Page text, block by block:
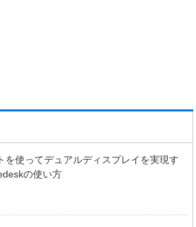
を使ってデュアルディスプレイを実現す
の使い方